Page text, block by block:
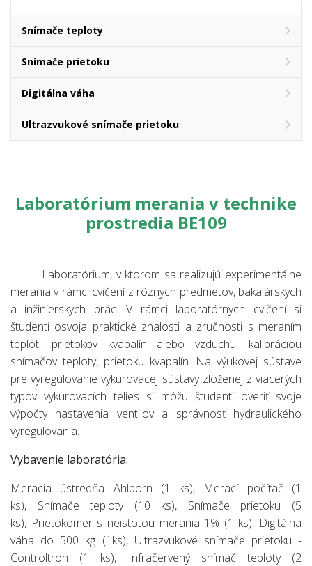
Snímače teploty
Snímače prietoku
Digitálna váha
Ultrazvukové snímače prietoku
Laboratórium merania v technike
prostredia BE109
Laboratórium, v ktorom sa realizujú experimentálne
merania v rámci cvičení z rôznych predmetov, bakalárskych
a inžinierskych prác.V rámci laboratórnych cvičení si
študenti osvoja praktické znalosti a zručnosti s meraním
teplôt, prietokov kvapalín alebo vzduchu, kalibráciou
snímačov teploty, prietoku kvapalín. Na výukovej sústave
pre vyregulovanie vykurovacej sústavy zloženej z viacerých
typov vykurovacích telies si môžu študenti overiť svoje
výpočty nastavenia ventilov a správnosť hydraulického
vyregulovania.
Vybavenie laboratória:
Meracia ústredňa Ahlborn (1 ks), Merací počítač (1
ks), Snímače teploty (10 ks), Snímače prietoku (5
ks), Prietokomer s neistotou merania 1% (1 ks), Digitálna
váha do 500 kg (1ks), Ultrazvukové snímače prietoku -
Controltron (1 ks), Infračervený snímač teploty (2